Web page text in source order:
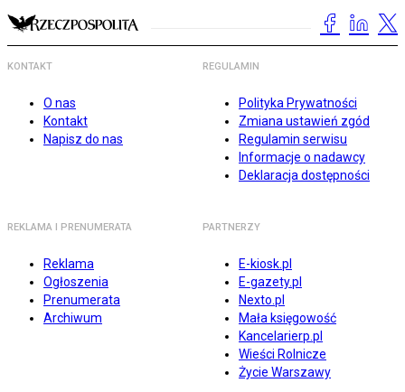
KONTAKT
O nas
Kontakt
Napisz do nas
REGULAMIN
Polityka Prywatności
Zmiana ustawień zgód
Regulamin serwisu
Informacje o nadawcy
Deklaracja dostępności
REKLAMA I PRENUMERATA
Reklama
Ogłoszenia
Prenumerata
Archiwum
PARTNERZY
E-kiosk.pl
E-gazety.pl
Nexto.pl
Mała księgowość
Kancelarierp.pl
Wieści Rolnicze
Życie Warszawy